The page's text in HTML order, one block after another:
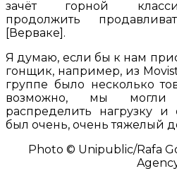
зачёт горной
продолжить
[Верваке].
Я думаю, если бы к нам
гонщик, например, из
группе было несколько
возможно, мы могли
распределить нагрузку и
был очень, очень тяжелый
Photo © Unipublic/Rafa